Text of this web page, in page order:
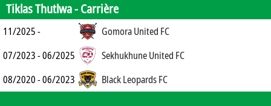
Tiklas Thutlwa -Carrière
11/2025 -
Gomora United FC
07/2023 - 06/2025
Sekhukhune United FC
08/2020 - 06/2023
Black Leopards FC